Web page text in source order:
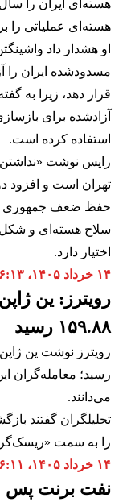
هسته‌ای ایران را
هسته‌ای عملیاتی را
او هشدار داد
مسدودشده ایران را
قرار دهد، زیرا به
آزادشده برای
استفاده کرده است.
رایس نوشت «نداشتن
تهران است و افزود
حفظ ضعف جمهوری
سلاح هسته‌ای و شکل
اختیار دارد.
۱۴ خرداد ۱۴۰۵، ۰۶:۱۳ (‎+۱ گرینویچ)
رویترز: ین
۱۵۹.۸۸ رسید
رسید؛ معامله‌گران
می‌دانند.
تحلیلگران گفتند
را به سمت
۱۴ خرداد ۱۴۰۵، ۰۶:۱۱ (‎+۱ گرینویچ)
نفت برنت پس